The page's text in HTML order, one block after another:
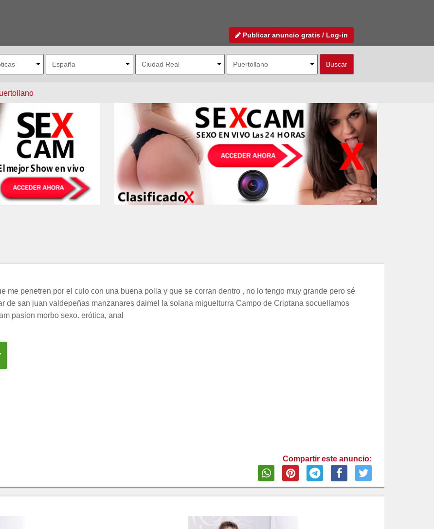
Publicar anuncio gratis / Log-in
me penetren por el culo con una buena polla y que se corran dentro , no lo tengo muy grande pero sé
de san juan valdepeñas manzanares daimel la solana miguelturra Campo de Criptana socuellamos
pasion morbo sexo. erótica, anal
Compartir este anuncio: